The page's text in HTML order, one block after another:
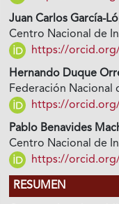
Juan Carlos García-
Centro Nacional de
https://
Hernando Duque
Federación Nacional
https://
Pablo Benavides
Centro Nacional de
https://
RESUMEN